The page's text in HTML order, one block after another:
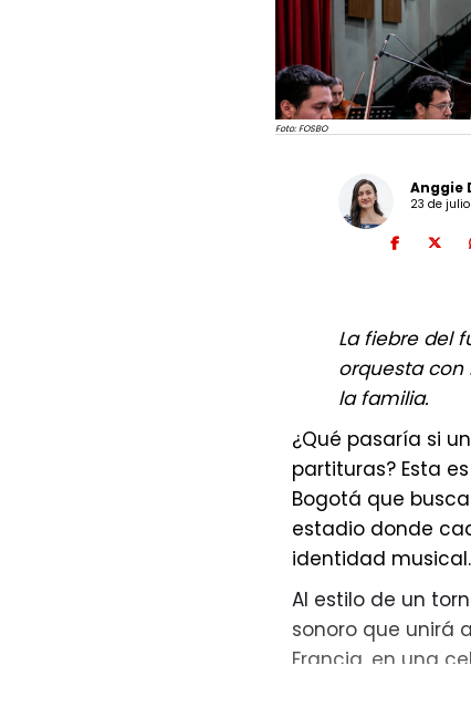
Foto: FOSBO
Anggie
23 de
La fiebre del
orquesta con
la familia.
¿Qué pasaría si
partituras? Esta
Bogotá que
estadio donde
identidad musical.
Al estilo de un
sonoro que unirá
Francia, en una